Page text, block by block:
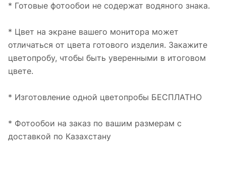
* Готовые фотообои не содержат водяного знака.
* Цвет на экране вашего монитора может
отличаться от цвета готового изделия. Закажите
цветопробу, чтобы быть уверенными в итоговом
цвете.
* Изготовление одной цветопробы БЕСПЛАТНО
* Фотообои на заказ по вашим размерам с
доставкой по Казахстану